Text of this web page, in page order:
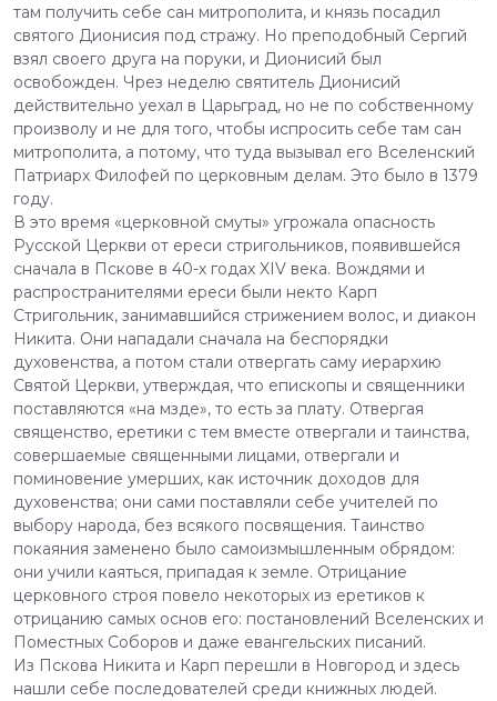
там получить себе сан митрополита, и князь посадил
святого Дионисия под стражу. Но преподобный Сергий
взял своего друга на поруки, и Дионисий был
освобожден. Чрез неделю святитель Дионисий
действительно уехал в Царьград, но не по собственному
произволу и не для того, чтобы испросить себе там сан
митрополита, а потому, что туда вызывал его Вселенский
Патриарх Филофей по церковным делам. Это было в 1379
году.
В это время «церковной смуты» угрожала опасность
Русской Церкви от ереси стригольников, появившейся
сначала в Пскове в 40-х годах XIV века. Вождями и
распространителями ереси были некто Карп
Стригольник, занимавшийся стрижением волос, и диакон
Никита. Они нападали сначала на беспорядки
духовенства, а потом стали отвергать саму иерархию
Святой Церкви, утверждая, что епископы и священники
поставляются «на мзде», то есть за плату. Отвергая
священство, еретики с тем вместе отвергали и таинства,
совершаемые священными лицами, отвергали и
поминовение умерших, как источник доходов для
духовенства; они сами поставляли себе учителей по
выбору народа, без всякого посвящения. Таинство
покаяния заменено было самоизмышленным обрядом:
они учили каяться, припадая к земле. Отрицание
церковного строя повело некоторых из еретиков к
отрицанию самых основ его: постановлений Вселенских и
Поместных Соборов и даже евангельских писаний.
Из Пскова Никита и Карп перешли в Новгород и здесь
нашли себе последователей среди книжных людей.